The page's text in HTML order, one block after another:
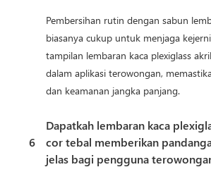
Pembersihan rutin dengan sabun
biasanya cukup untuk menjaga
tampilan lembaran kaca plexiglass
dalam aplikasi terowongan,
dan keamanan jangka panjang.
6
Dapatkah lembaran kaca
cor tebal memberikan
jelas bagi pengguna